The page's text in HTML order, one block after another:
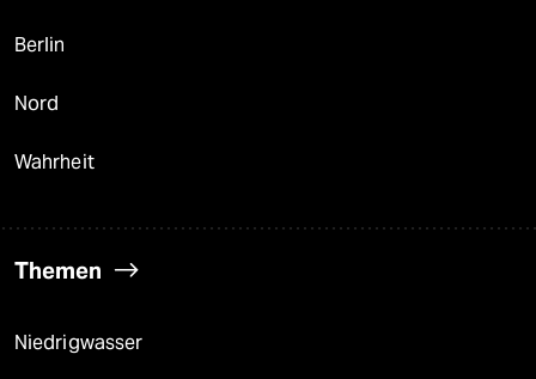
Berlin
Nord
Wahrheit
Themen
Niedrigwasser